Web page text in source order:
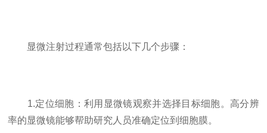
显微注射过程通常包括以下几个步骤：
1.定位细胞：利用显微镜观察并选择目标细胞。高分辨
率的显微镜能够帮助研究人员准确定位到细胞膜。